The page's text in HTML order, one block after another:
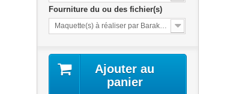
Fourniture du ou des fichier(s)
Maquette(s) à réaliser par Barakacom
Ajouter au
panier